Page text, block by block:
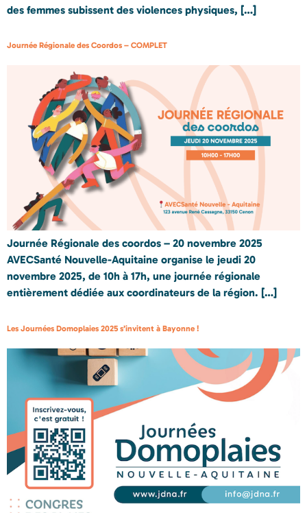
des femmes subissent des violences physiques, […]
Journée Régionale des Coordos – COMPLET
Journée Régionale des coordos – 20 novembre 2025
AVECSanté Nouvelle-Aquitaine organise le jeudi 20
novembre 2025, de 10h à 17h, une journée régionale
entièrement dédiée aux coordinateurs de la région. […]
Les Journées Domoplaies 2025 s’invitent à Bayonne !